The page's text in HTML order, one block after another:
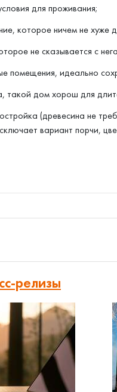
для проживания;
которое ничем не хуже
не сказывается с
помещения, идеально
такой дом хорош для
(древесина не
вариант порчи,
релизы